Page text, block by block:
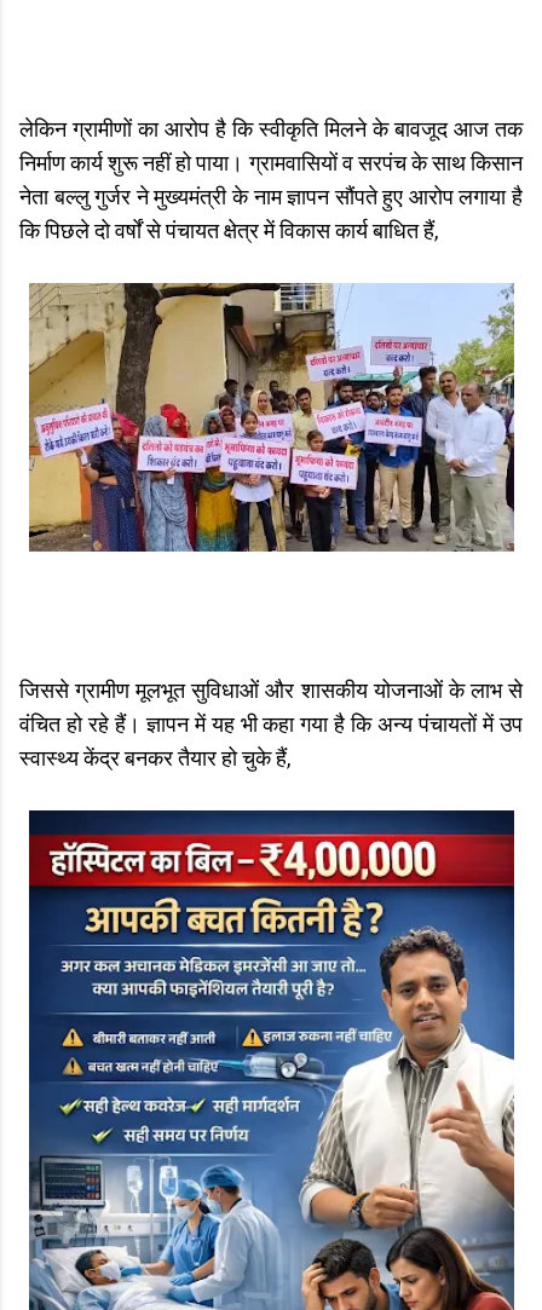
लेकिन ग्रामीणों का आरोप है कि स्वीकृति मिलने के बावजूद आज तक
निर्माण कार्य शुरू नहीं हो पाया। ग्रामवासियों व सरपंच के साथ किसान
नेता बल्लु गुर्जर ने मुख्यमंत्री के नाम ज्ञापन सौंपते हुए आरोप लगाया है
कि पिछले दो वर्षों से पंचायत क्षेत्र में विकास कार्य बाधित हैं,
जिससे ग्रामीण मूलभूत सुविधाओं और शासकीय योजनाओं के लाभ से
वंचित हो रहे हैं। ज्ञापन में यह भी कहा गया है कि अन्य पंचायतों में उप
स्वास्थ्य केंद्र बनकर तैयार हो चुके हैं,